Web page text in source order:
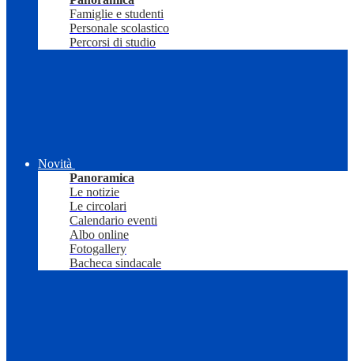
Famiglie e studenti
Personale scolastico
Percorsi di studio
Novità
Panoramica
Le notizie
Le circolari
Calendario eventi
Albo online
Fotogallery
Bacheca sindacale